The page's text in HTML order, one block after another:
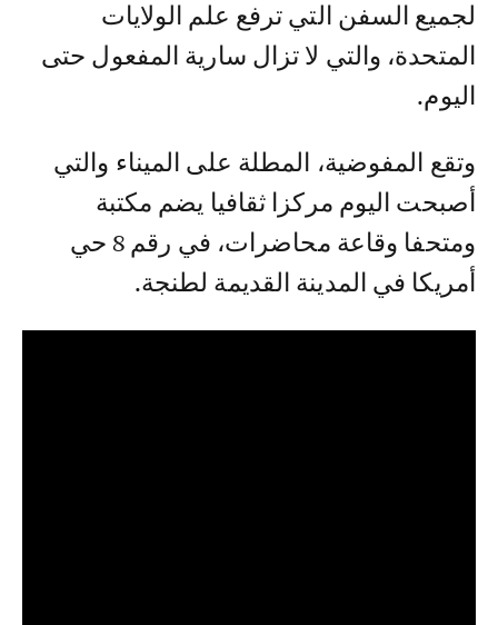
لجميع السفن التي ترفع علم الولايات
المتحدة، والتي لا تزال سارية المفعول حتى
اليوم.
وتقع المفوضية، المطلة على الميناء والتي
أصبحت اليوم مركزا ثقافيا يضم مكتبة
ومتحفا وقاعة محاضرات، في رقم 8 حي
أمريكا في المدينة القديمة لطنجة.